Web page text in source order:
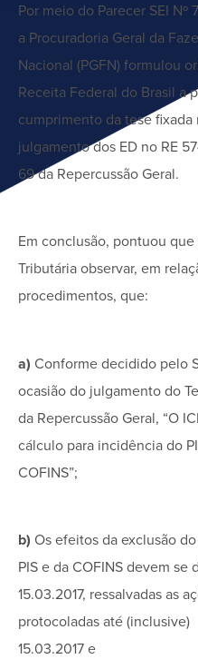
Por meio do Parecer SEI
a Procuradoria Geral da
Nacional (PGFN) formulou
Receita Federal do Brasil a
cumprimento da tese fixada
julgamento dos ED no RE
69 da Repercussão Geral.
Em conclusão, pontuou
Tributária observar, em
procedimentos, que:
a) Conforme decidido pelo
ocasião do julgamento do
da Repercussão Geral, “O
cálculo para incidência do
COFINS”;
b) Os efeitos da exclusão
PIS e da COFINS devem se
15.03.2017, ressalvadas as
protocoladas até (inclusive)
15.03.2017 e